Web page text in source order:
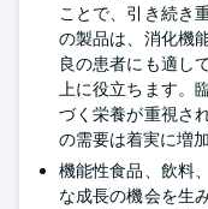
ことで、引き続き
の製品は、消化機
良の患者にも適し
上に役立ちます。
づく栄養が重視さ
の需要は着実に増
機能性食品、飲料
な成長の機会を生